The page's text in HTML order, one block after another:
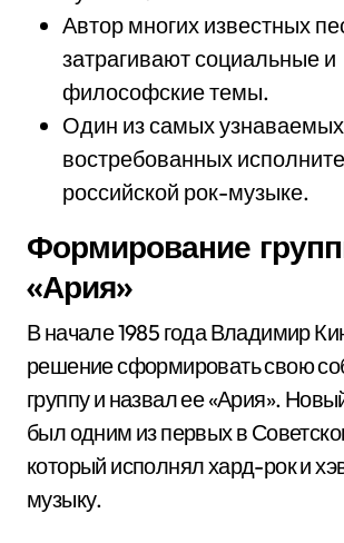
Автор многих известных
затрагивают социальные и
философские темы.
Один из самых
востребованных
российской рок-музыке.
Формирование
«Ария»
В начале 1985 года Владимир
решение сформировать свою
группу и назвал ее «Ария».
был одним из первых в
который исполнял хард-рок и
музыку.